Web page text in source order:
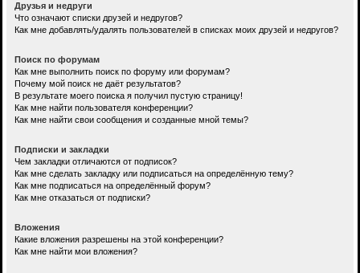
Друзья и недруги
Что означают списки друзей и недругов?
Как мне добавлять/удалять пользователей в списках моих друзей и недругов?
Поиск по форумам
Как мне выполнить поиск по форуму или форумам?
Почему мой поиск не даёт результатов?
В результате моего поиска я получил пустую страницу!
Как мне найти пользователя конференции?
Как мне найти свои сообщения и созданные мной темы?
Подписки и закладки
Чем закладки отличаются от подписок?
Как мне сделать закладку или подписаться на определённую тему?
Как мне подписаться на определённый форум?
Как мне отказаться от подписки?
Вложения
Какие вложения разрешены на этой конференции?
Как мне найти мои вложения?